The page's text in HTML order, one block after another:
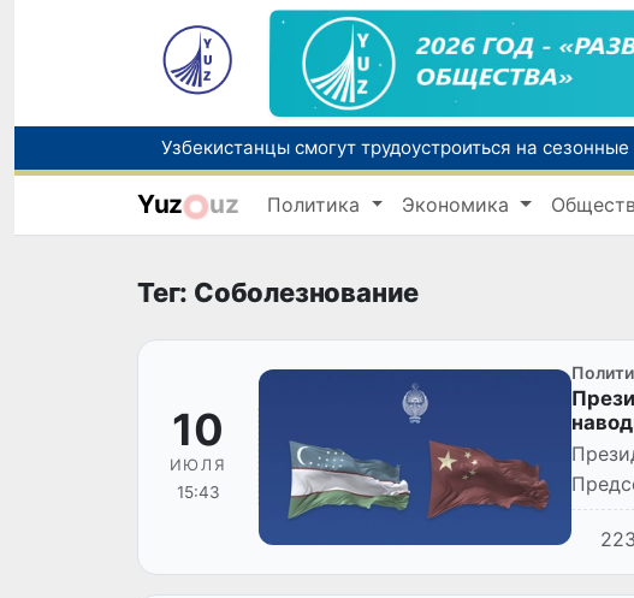
В Узбекистане стартовал месячник Целей
Ташкент готовится принять чемпионат Азии по
Yuz uz Политика Экономика
Тег: Соболезнование
10
ИЮЛЯ
15:43